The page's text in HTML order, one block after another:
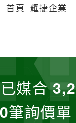
首頁 耀捷企業
媒合
筆詢價單